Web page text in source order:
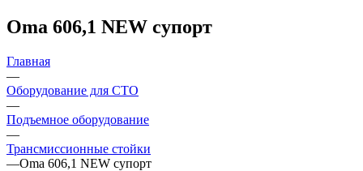
Oma 606,1 NEW супорт
Главная
—
Оборудование для СТО
—
Подъемное оборудование
—
Трансмиссионные стойки
—Oma 606,1 NEW супорт